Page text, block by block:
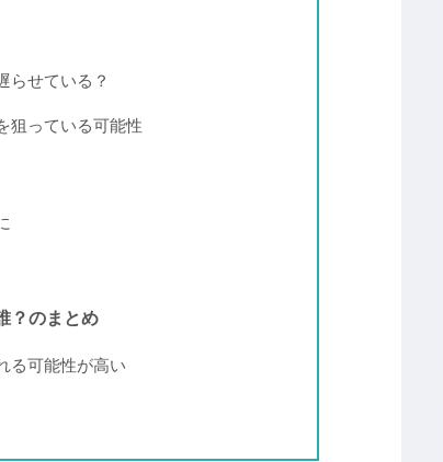
らせている？
狙っている可能性
？のまとめ
る可能性が高い